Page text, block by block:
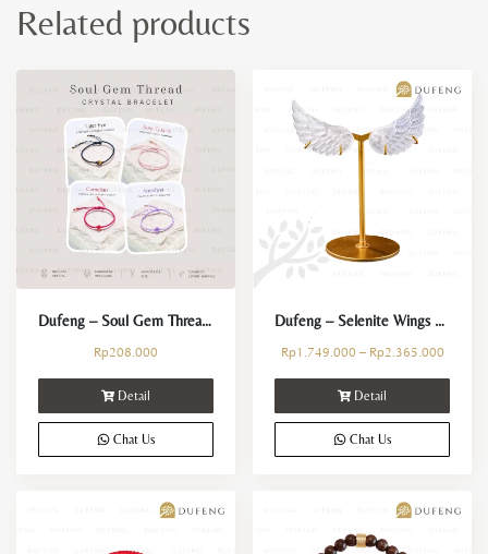
Related products
Dufeng – Soul Gem Thread Crystal Bracelet
Rp208.000
Detail
Chat Us
Dufeng – Selenite Wings Sculpture Crystal Stand Decoration
Rp1.749.000 – Rp2.365.000
Detail
Chat Us